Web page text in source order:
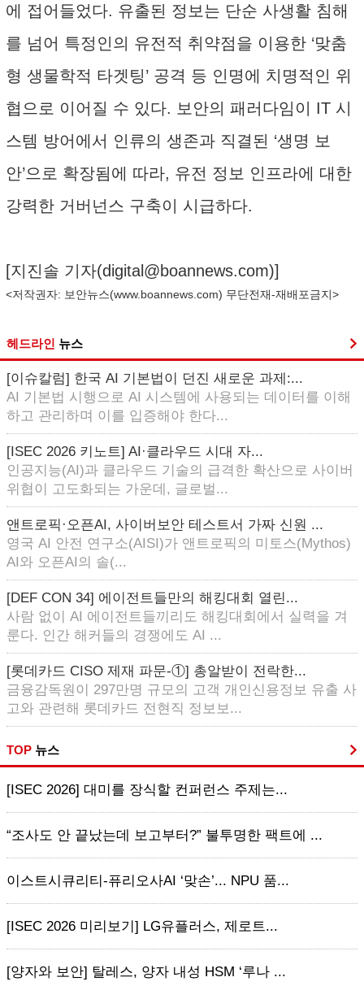
에 접어들었다. 유출된 정보는 단순 사생활 침해
를 넘어 특정인의 유전적 취약점을 이용한 ‘맞춤
형 생물학적 타겟팅’ 공격 등 인명에 치명적인 위
협으로 이어질 수 있다. 보안의 패러다임이 IT 시
스템 방어에서 인류의 생존과 직결된 ‘생명 보
안’으로 확장됨에 따라, 유전 정보 인프라에 대한
강력한 거버넌스 구축이 시급하다.
[지진솔 기자(digital@boannews.com)]
<저작권자: 보안뉴스(www.boannews.com) 무단전재-재배포금지>
헤드라인 뉴스
[이슈칼럼] 한국 AI 기본법이 던진 새로운 과제:...
AI 기본법 시행으로 AI 시스템에 사용되는 데이터를 이해
하고 관리하며 이를 입증해야 한다...
[ISEC 2026 키노트] AI·클라우드 시대 자...
인공지능(AI)과 클라우드 기술의 급격한 확산으로 사이버
위협이 고도화되는 가운데, 글로벌...
앤트로픽·오픈AI, 사이버보안 테스트서 가짜 신원 ...
영국 AI 안전 연구소(AISI)가 앤트로픽의 미토스(Mythos)
AI와 오픈AI의 솔(...
[DEF CON 34] 에이전트들만의 해킹대회 열린...
사람 없이 AI 에이전트들끼리도 해킹대회에서 실력을 겨
룬다. 인간 해커들의 경쟁에도 AI ...
[롯데카드 CISO 제재 파문-①] 총알받이 전락한...
금융감독원이 297만명 규모의 고객 개인신용정보 유출 사
고와 관련해 롯데카드 전현직 정보보...
TOP 뉴스
[ISEC 2026] 대미를 장식할 컨퍼런스 주제는...
“조사도 안 끝났는데 보고부터?” 불투명한 팩트에 ...
이스트시큐리티-퓨리오사AI ‘맞손’... NPU 품...
[ISEC 2026 미리보기] LG유플러스, 제로트...
[양자와 보안] 탈레스, 양자 내성 HSM ‘루나 ...